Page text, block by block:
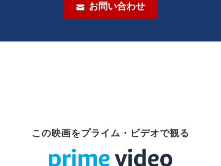
 お問い合わせ
この映画をプライム・ビデオで観る